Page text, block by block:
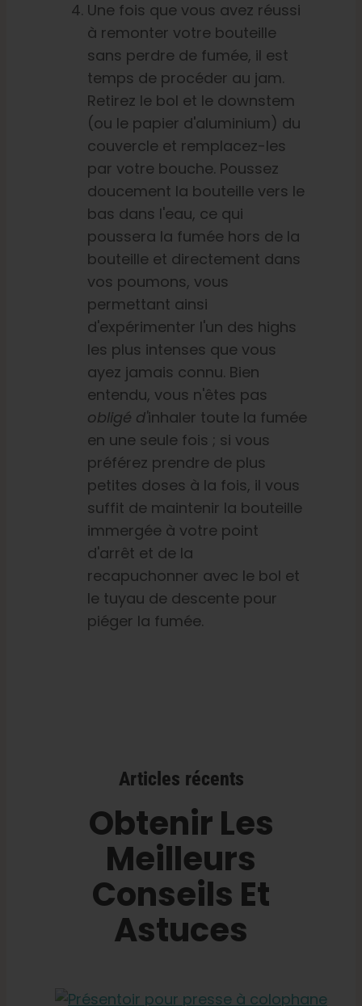
Une fois que vous avez réussi
à remonter votre bouteille
sans perdre de fumée, il est
temps de procéder au jam.
Retirez le bol et le downstem
(ou le papier d'aluminium) du
couvercle et remplacez-les
par votre bouche. Poussez
doucement la bouteille vers le
bas dans l'eau, ce qui
poussera la fumée hors de la
bouteille et directement dans
vos poumons, vous
permettant ainsi
d'expérimenter l'un des highs
les plus intenses que vous
ayez jamais connu. Bien
entendu, vous n'êtes pas
obligé d'inhaler toute la fumée
en une seule fois ; si vous
préférez prendre de plus
petites doses à la fois, il vous
suffit de maintenir la bouteille
immergée à votre point
d'arrêt et de la
recapuchonner avec le bol et
le tuyau de descente pour
piéger la fumée.
Articles récents
Obtenir Les
Meilleurs
Conseils Et
Astuces